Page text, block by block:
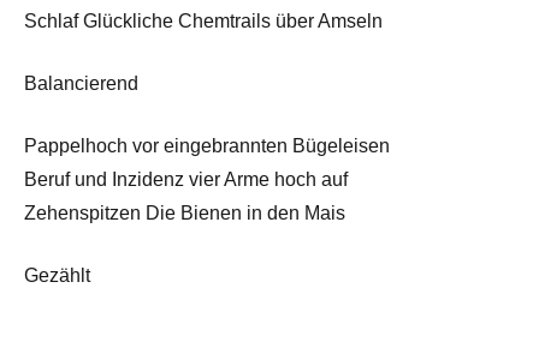
Schlaf Glückliche Chemtrails über Amseln
Balancierend
Pappelhoch vor eingebrannten Bügeleisen
Beruf und Inzidenz vier Arme hoch auf
Zehenspitzen Die Bienen in den Mais
Gezählt